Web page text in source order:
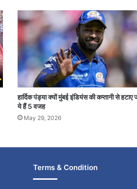
हार्दिक पंड्या क्यों मुंबई इंडियंस की कप्तानी से हटाए
ये हैं 5 वजह
May 29, 2026
Terms & Condition